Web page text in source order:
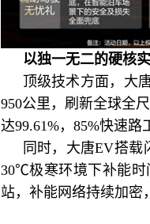
以独一无二的硬核
顶级技术方面， 大
950公里，刷新全球全
达99.61%，85%快速
同时，大唐EV搭载
30℃极寒环境下补能时
站，补能网络持续加密